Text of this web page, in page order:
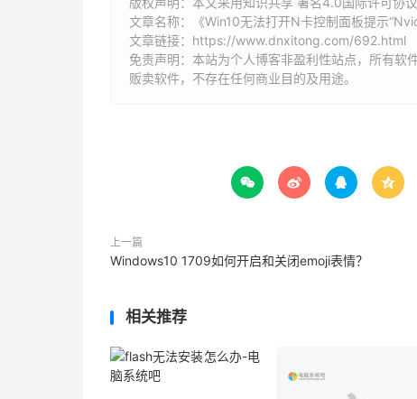
文章名称：《Win10无法打开N卡控制面板提示
文章链接： https://www.dnxitong.com/692.html
免责声明：本站为个人博客非盈利性站点，所有软
贩卖软件，不存在任何商业目的及用途。
   
上一篇
Windows10 1709如何开启和关闭emoji表情？
相关推荐